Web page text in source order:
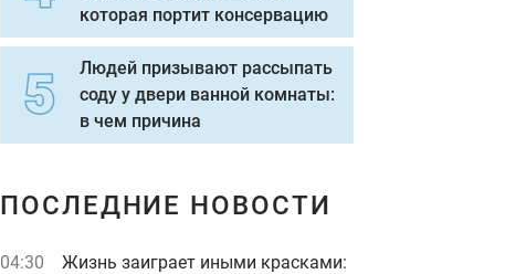
которая портит консервацию
Людей призывают рассыпать
соду у двери ванной комнаты:
в чем причина
ПОСЛЕДНИЕ НОВОСТИ
04:30
Жизнь заиграет иными красками: